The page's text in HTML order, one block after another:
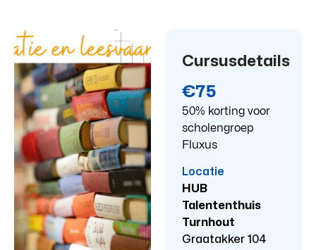
Cursusdetails
€75
50% korting voor
scholengroep
Fluxus
Locatie
HUB
Talententhuis
Turnhout
Graatakker 104